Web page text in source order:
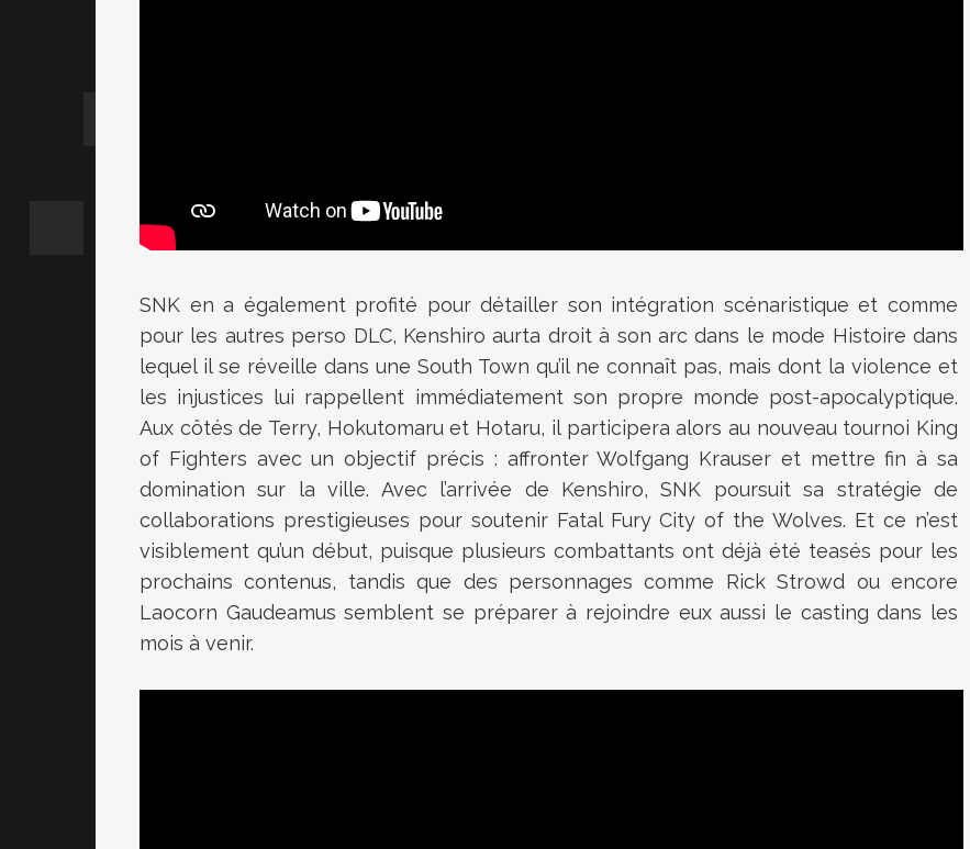
SNK en a également profité pour détailler son intégration scénaristique et comme
pour les autres perso DLC, Kenshiro aurta droit à son arc dans le mode Histoire dans
lequel il se réveille dans une South Town qu’il ne connaît pas, mais dont la violence et
les injustices lui rappellent immédiatement son propre monde post-apocalyptique.
Aux côtés de Terry, Hokutomaru et Hotaru, il participera alors au nouveau tournoi King
of Fighters avec un objectif précis : affronter Wolfgang Krauser et mettre fin à sa
domination sur la ville. Avec l’arrivée de Kenshiro, SNK poursuit sa stratégie de
collaborations prestigieuses pour soutenir Fatal Fury City of the Wolves. Et ce n’est
visiblement qu’un début, puisque plusieurs combattants ont déjà été teasés pour les
prochains contenus, tandis que des personnages comme Rick Strowd ou encore
Laocorn Gaudeamus semblent se préparer à rejoindre eux aussi le casting dans les
mois à venir.